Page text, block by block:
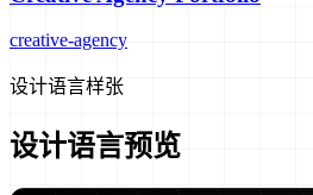
creative-agency
设计语言样张
设计语言预览